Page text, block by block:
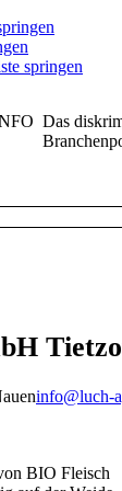
springen
Das
info@luch-
BIO Fleisch